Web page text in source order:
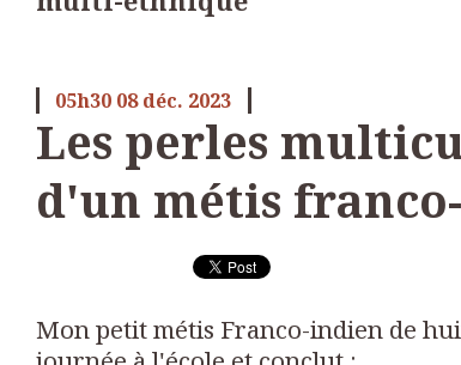
05h30 08 déc. 2023
Les perles
d'un métis
Mon petit métis Franco-indien de